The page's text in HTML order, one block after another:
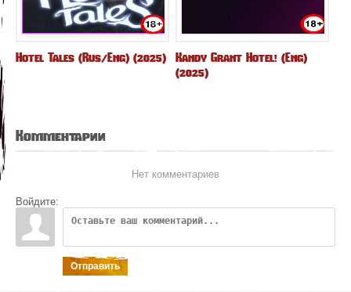
Hotel Tales (Rus/Eng) (2025)
Kandy Grant Hotel! (Eng)
(2025)
Комментарии
Нет комментариев
Войдите:
Отправить